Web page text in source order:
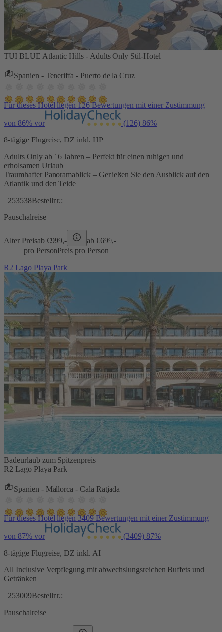
TUI BLUE Atlantic Hills - Adults Only Stil-Hotel
Spanien - Teneriffa - Puerto de la Cruz
Für dieses Hotel liegen 126 Bewertungen mit einer Zustimmung
von 86% vor (126) 86%
8-tägige Flugreise, DZ inkl. HP
Adults Only ab 16 Jahren – Perfekt für einen ruhigen und
erholsamen Urlaub
Traumhafter Panoramablick – Genießen Sie den Ausblick auf den
Atlantik und den Teide
253538Bestellnr.:
Pauschalreise
Alter Preisab €999,- ab €699,-
pro PersonPreis pro Person
R2 Lago Playa Park
Badeurlaub zum Spitzenpreis
R2 Lago Playa Park
Spanien - Mallorca - Cala Ratjada
Für dieses Hotel liegen 3409 Bewertungen mit einer Zustimmung
von 87% vor (3409) 87%
8-tägige Flugreise, DZ inkl. AI
All Inclusive Verpflegung mit abwechslungsreichen Buffets und
Getränken
253009Bestellnr.:
Pauschalreise